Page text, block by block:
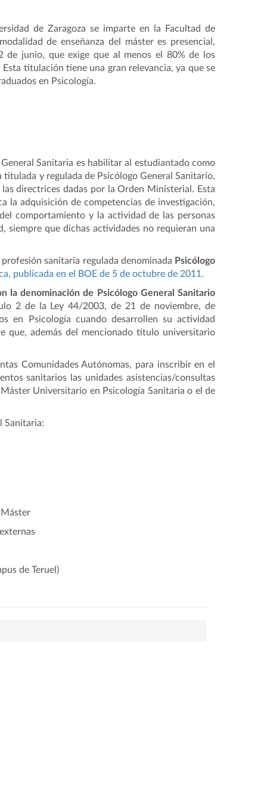
de Zaragoza se imparte en la Facultad de
de enseñanza del máster es presencial,
junio, que exige que al menos el 80% de los
titulación tiene una gran relevancia, ya que se
en Psicología.
Sanitaria es habilitar al estudiantado como
y regulada de Psicólogo General Sanitario,
directrices dadas por la Orden Ministerial. Esta
la adquisición de competencias de investigación,
comportamiento y la actividad de las personas
siempre que dichas actividades no requieran una
sanitaria regulada denominada Psicólogo
publicada en el BOE de 5 de octubre de 2011 .
la denominación de Psicólogo General Sanitario
2 de la Ley 44/2003, de 21 de noviembre, de
en Psicología cuando desarrollen su actividad
que, además del mencionado título universitario
Comunidades Autónomas, para inscribir en el
sanitarios las unidades asistencias/consultas
Universitario en Psicología Sanitaria o el de
Sanitaria:
de Teruel)